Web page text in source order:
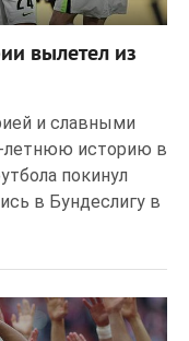
вылетел из
и славными
летнюю историю в
покинул
в Бундеслигу в